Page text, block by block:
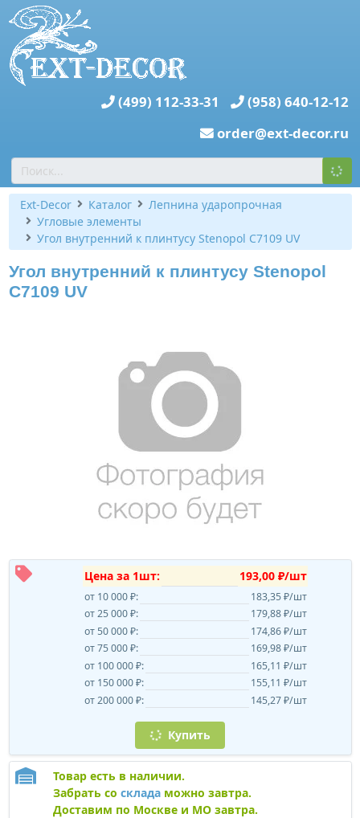
(499) 112-33-31
(958) 640-12-12
order@ext-decor.ru
Ext-Decor Каталог
Лепнина ударопрочная
Угловые элементы
Угол внутренний к плинтусу Stenopol C7109 UV
Угол внутренний к плинтусу Stenopol
C7109 UV
Цена за 1шт: 193,00 ₽/шт
от 10 000 ₽:
183,35 ₽/шт
от 25 000 ₽:
179,88 ₽/шт
от 50 000 ₽:
174,86 ₽/шт
от 75 000 ₽:
169,98 ₽/шт
от 100 000 ₽:
165,11 ₽/шт
от 150 000 ₽:
155,11 ₽/шт
от 200 000 ₽:
145,27 ₽/шт
Купить
Товар есть в наличии.
Забрать со складаможно завтра.
Доставим по Москве и МО завтра.